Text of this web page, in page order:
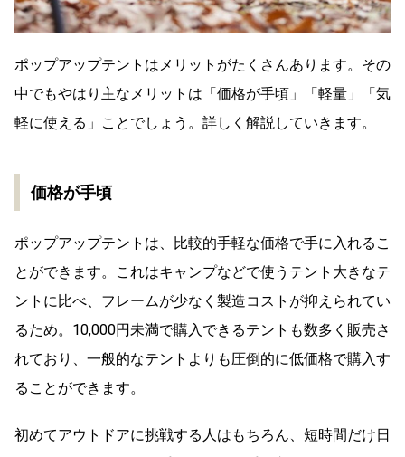
ポップアップテントはメリットがたくさんあります。その
中でもやはり主なメリットは「価格が手頃」「軽量」「気
軽に使える」ことでしょう。詳しく解説していきます。
価格が手頃
ポップアップテントは、比較的手軽な価格で手に入れるこ
とができます。これはキャンプなどで使うテント大きなテ
ントに比べ、フレームが少なく製造コストが抑えられてい
るため。10,000円未満で購入できるテントも数多く販売さ
れており、一般的なテントよりも圧倒的に低価格で購入す
ることができます。
初めてアウトドアに挑戦する人はもちろん、短時間だけ日